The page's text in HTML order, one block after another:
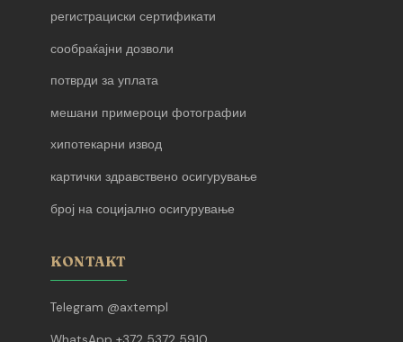
регистрациски сертификати
сообраќајни дозволи
потврди за уплата
мешани примероци фотографии
хипотекарни извод
картички здравствено осигурување
број на социјално осигурување
KONTAKT
Telegram @axtempl